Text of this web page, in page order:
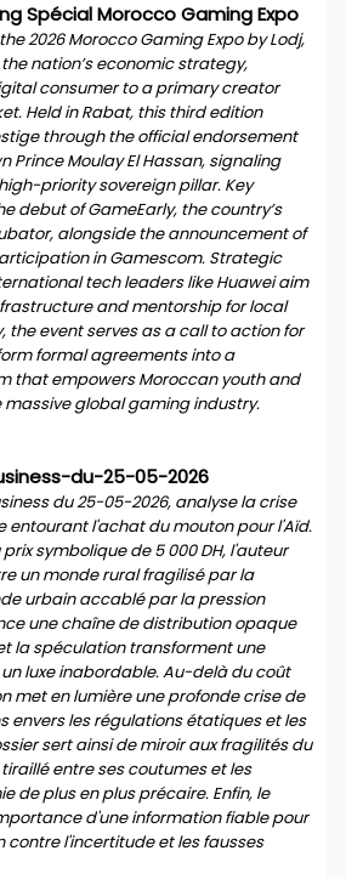
Spécial Morocco Gaming Expo
2026 Morocco Gaming Expo by Lodj,
nation’s economic strategy,
consumer to a primary creator
Held in Rabat, this third edition
through the official endorsement
Prince Moulay El Hassan, signaling
priority sovereign pillar. Key
debut of GameEarly, the country’s
alongside the announcement of
in Gamescom. Strategic
tech leaders like Huawei aim
and mentorship for local
the event serves as a call to action for
formal agreements into a
that empowers Moroccan youth and
massive global gaming industry.
du-25-05-2026
du 25-05-2026, analyse la crise
entourant l'achat du mouton pour l'Aïd.
symbolique de 5 000 DH, l'auteur
un monde rural fragilisé par la
urbain accablé par la pression
une chaîne de distribution opaque
la spéculation transforment une
luxe inabordable. Au-delà du coût
met en lumière une profonde crise de
envers les régulations étatiques et les
sert ainsi de miroir aux fragilités du
entre ses coutumes et les
de plus en plus précaire. Enfin, le
d'une information fiable pour
l'incertitude et les fausses